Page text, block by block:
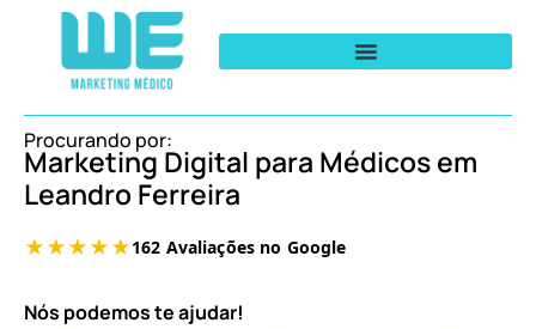
Procurando por:
Marketing Digital para Médicos em
Leandro Ferreira
Nós podemos te ajudar!